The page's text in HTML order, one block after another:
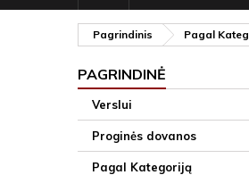
Pagrindinis Pagal
PAGRINDINĖ
Verslui
Proginės dovanos
Pagal Kategoriją